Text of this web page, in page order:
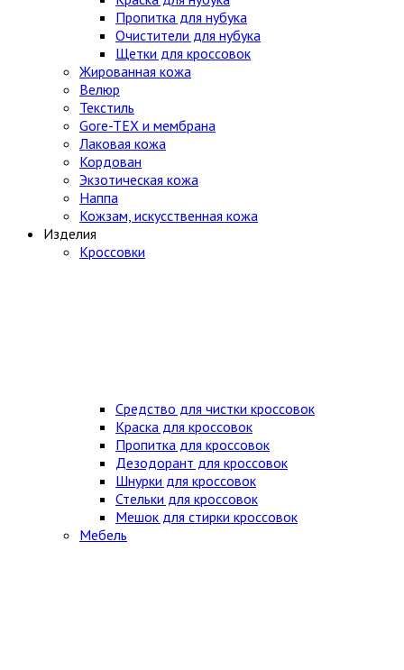
Пропитка для нубука
Очистители для нубука
Щетки для кроссовок
Жированная кожа
Велюр
Текстиль
Gore-TEX и мембрана
Лаковая кожа
Кордован
Экзотическая кожа
Наппа
Кожзам, искусственная кожа
Изделия
Кроссовки
Средство для чистки кроссовок
Краска для кроссовок
Пропитка для кроссовок
Дезодорант для кроссовок
Шнурки для кроссовок
Стельки для кроссовок
Мешок для стирки кроссовок
Мебель